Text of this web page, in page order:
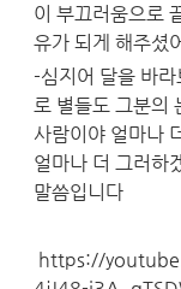
이 부끄러움으로
유가 되게 해주셨
-심지어 달을 바
로 별들도 그분의
사람이야 얼마나
얼마나 더 그러하
말씀입니다
https://